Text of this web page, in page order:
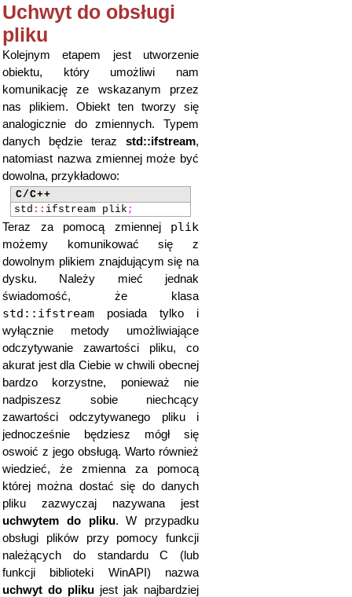
Uchwyt do obsługi
pliku
Kolejnym etapem jest utworzenie
obiektu, który umożliwi nam
komunikację ze wskazanym przez
nas plikiem. Obiekt ten tworzy się
analogicznie do zmiennych. Typem
danych będzie teraz std::ifstream,
natomiast nazwa zmiennej może być
dowolna, przykładowo:
C/C++
std :: ifstream plik ;
Teraz za pomocą zmiennej plik
możemy komunikować się z
dowolnym plikiem znajdującym się na
dysku. Należy mieć jednak
świadomość, że klasa
std::ifstream posiada tylko i
wyłącznie metody umożliwiające
odczytywanie zawartości pliku, co
akurat jest dla Ciebie w chwili obecnej
bardzo korzystne, ponieważ nie
nadpiszesz sobie niechcący
zawartości odczytywanego pliku i
jednocześnie będziesz mógł się
oswoić z jego obsługą. Warto również
wiedzieć, że zmienna za pomocą
której można dostać się do danych
pliku zazwyczaj nazywana jest
uchwytem do pliku. W przypadku
obsługi plików przy pomocy funkcji
należących do standardu C (lub
funkcji biblioteki WinAPI) nazwa
uchwyt do pliku jest jak najbardziej